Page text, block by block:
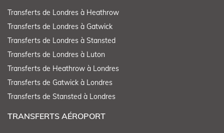
Transferts de Londres à Heathrow
Transferts de Londres à Gatwick
Transferts de Londres à Stansted
Transferts de Londres à Luton
Transferts de Heathrow à Londres
Transferts de Gatwick à Londres
Transferts de Stansted à Londres
TRANSFERTS AÉROPORT